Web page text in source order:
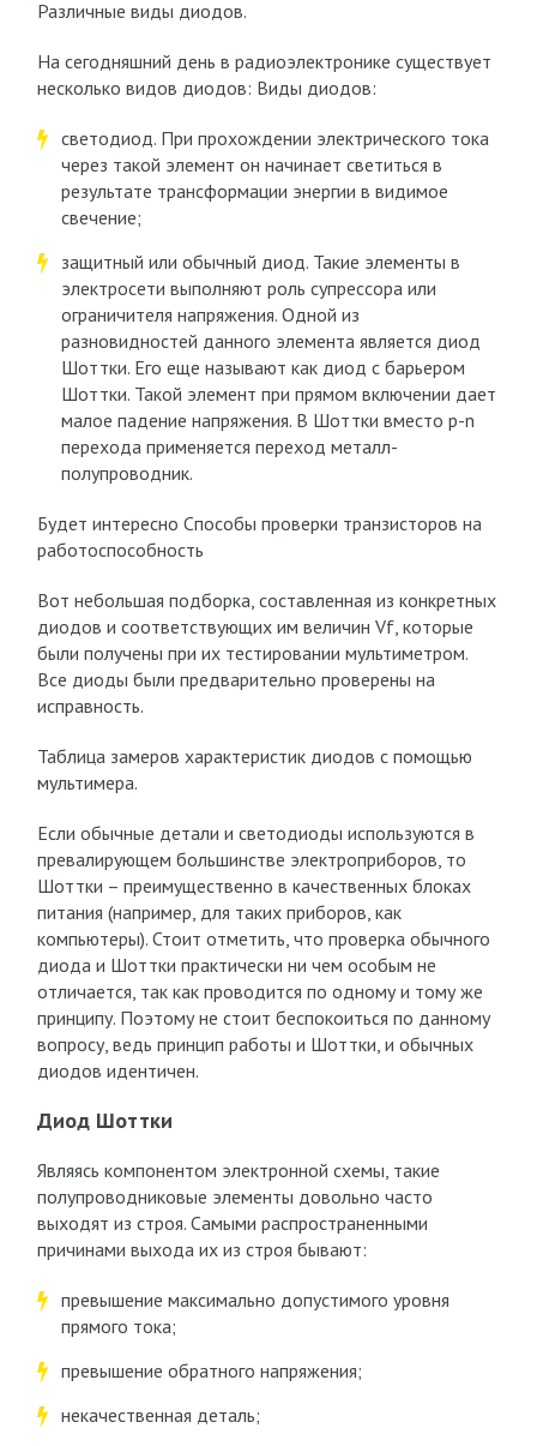
Различные виды диодов.
На сегодняшний день в радиоэлектронике существует
несколько видов диодов: Виды диодов:
светодиод. При прохождении электрического тока
через такой элемент он начинает светиться в
результате трансформации энергии в видимое
свечение;
защитный или обычный диод. Такие элементы в
электросети выполняют роль супрессора или
ограничителя напряжения. Одной из
разновидностей данного элемента является диод
Шоттки. Его еще называют как диод с барьером
Шоттки. Такой элемент при прямом включении дает
малое падение напряжения. В Шоттки вместо p-n
перехода применяется переход металл-
полупроводник.
Будет интересно Способы проверки транзисторов на
работоспособность
Вот небольшая подборка, составленная из конкретных
диодов и соответствующих им величин Vf, которые
были получены при их тестировании мультиметром.
Все диоды были предварительно проверены на
исправность.
Таблица замеров характеристик диодов с помощью
мультимера.
Если обычные детали и светодиоды используются в
превалирующем большинстве электроприборов, то
Шоттки – преимущественно в качественных блоках
питания (например, для таких приборов, как
компьютеры). Стоит отметить, что проверка обычного
диода и Шоттки практически ни чем особым не
отличается, так как проводится по одному и тому же
принципу. Поэтому не стоит беспокоиться по данному
вопросу, ведь принцип работы и Шоттки, и обычных
диодов идентичен.
Диод Шоттки
Являясь компонентом электронной схемы, такие
полупроводниковые элементы довольно часто
выходят из строя. Самыми распространенными
причинами выхода их из строя бывают:
превышение максимально допустимого уровня
прямого тока;
превышение обратного напряжения;
некачественная деталь;